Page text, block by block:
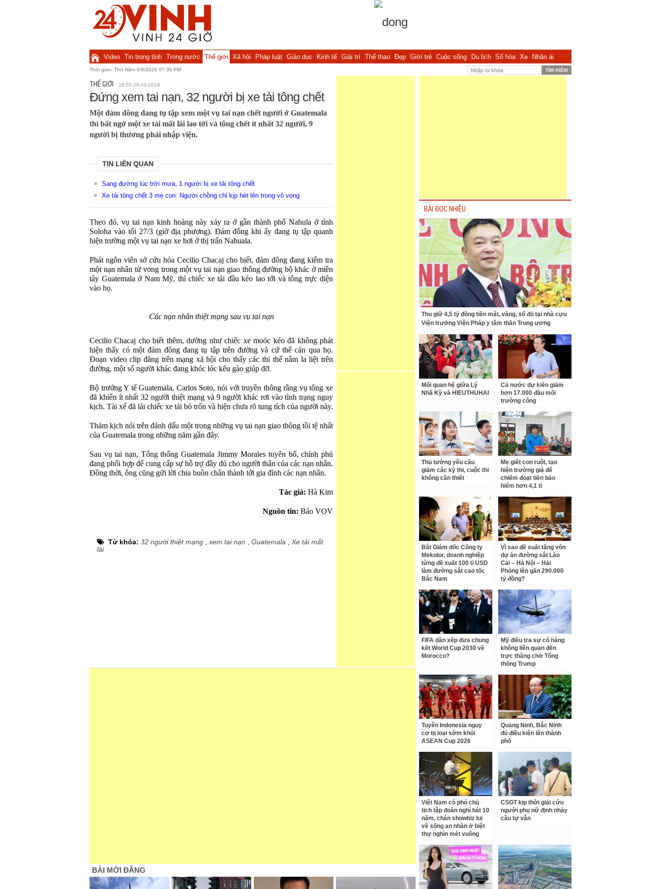
Video Tin trong tỉnh Trong nước Thế giới Xã hội Pháp luật Giáo dục Kinh tế Giải trí Thể thao Đẹp Giới trẻ Cuộc sống Du lịch Số hóa Xe Nhân ái
Thời gian: Thứ Năm 6/8/2026 07:30 PM
THẾ GIỚI 16:55 28-03-2019
Đứng xem tai nạn, 32 người bị xe tải tông chết
Một đám đông đang tụ tập xem một vụ tai nạn chết người ở Guatemala
thì bất ngờ một xe tải mất lái lao tới và tông chết ít nhất 32 người, 9
người bị thương phải nhập viện.
TIN LIÊN QUAN
Sang đường lúc trời mưa, 1 người bị xe tải tông chết
Xe tải tông chết 3 mẹ con: Người chồng chỉ kịp hét lên trong vô vọng
Theo đó, vụ tai nạn kinh hoàng này xảy ra ở gần thành phố Nahula ở tỉnh
Soloha vào tối 27/3 (giờ địa phương). Đám đông khi ấy đang tụ tập quanh
hiện trường một vụ tai nạn xe hơi ở thị trấn Nahuala.
Phát ngôn viên sở cứu hỏa Cecilio Chacaj cho biết, đám đông đang kiểm tra
một nạn nhân tử vong trong một vụ tai nạn giao thông đường bộ khác ở miền
tây Guatemala ở Nam Mỹ, thì chiếc xe tải đầu kéo lao tới và tông trực diện
vào họ.
Các nạn nhân thiệt mạng sau vụ tai nạn
Cecilio Chacaj cho biết thêm, dường như chiếc xe moóc kéo đã không phát
hiện thấy có một đám đông đang tụ tập trên đường và cứ thế cán qua họ.
Đoạn video clip đăng trên mạng xã hội cho thấy các thi thể nằm la liệt trên
đường, một số người khác đang khóc lóc kêu gào giúp đỡ.
Bộ trưởng Y tế Guatemala, Carlos Soto, nói với truyền thông rằng vụ tông xe
đã khiến ít nhất 32 người thiệt mạng và 9 người khác rơi vào tình trạng nguy
kịch. Tài xế đã lái chiếc xe tải bỏ trốn và hiện chưa rõ tung tích của người này.
Thảm kịch nói trên đánh dấu một trong những vụ tai nạn giao thông tồi tệ nhất
của Guatemala trong những năm gần đây.
Sau vụ tai nạn, Tổng thống Guatemala Jimmy Morales tuyên bố, chính phủ
đang phối hợp để cung cấp sự hỗ trợ đầy đủ cho người thân của các nạn nhân.
Đồng thời, ông cũng gửi lời chia buồn chân thành tới gia đình các nạn nhân.
Tác giả: Hà Kim
Nguồn tin: Báo VOV
Từ khóa: 32 người thiệt mạng xem tai nạn Guatemala
Xe tải mất
lái
BÀI MỚI ĐĂNG
BÀI ĐỌC NHIỀU
Thu giữ 4,5 tỷ đồng tiền mặt, vàng, sổ đỏ tại nhà cựu
Viện trưởng Viện Pháp y tâm thần Trung ương
Mối quan hệ giữa Lý
Nhã Kỳ và HIEUTHUHAI
Cả nước dự kiến giảm
hơn 17.000 đầu mối
trường công
Thủ tướng yêu cầu
giảm các kỳ thi, cuộc thi
không cần thiết
Mẹ giết con ruột, tạo
hiện trường giả để
chiếm đoạt tiền bảo
hiểm hơn 4,1 tỉ
Bắt Giám đốc Công ty
Mekolor, doanh nghiệp
từng đề xuất 100 tỉ USD
làm đường sắt cao tốc
Bắc Nam
Vì sao đề xuất tăng vốn
dự án đường sắt Lào
Cai – Hà Nội – Hải
Phòng lên gần 290.000
tỷ đồng?
FIFA dàn xếp đưa chung
kết World Cup 2030 về
Morocco?
Mỹ điều tra sự cố hàng
không liên quan đến
trực thăng chở Tổng
thống Trump
Tuyển Indonesia nguy
cơ bị loại sớm khỏi
ASEAN Cup 2026
Quảng Ninh, Bắc Ninh
đủ điều kiện lên thành
phố
Việt Nam có phó chủ
tịch tập đoàn nghỉ hát 10
năm, chán showbiz lui
về sống an nhàn ở biệt
thự nghìn mét vuông
CSGT kịp thời giải cứu
người phụ nữ định nhảy
cầu tự vẫn